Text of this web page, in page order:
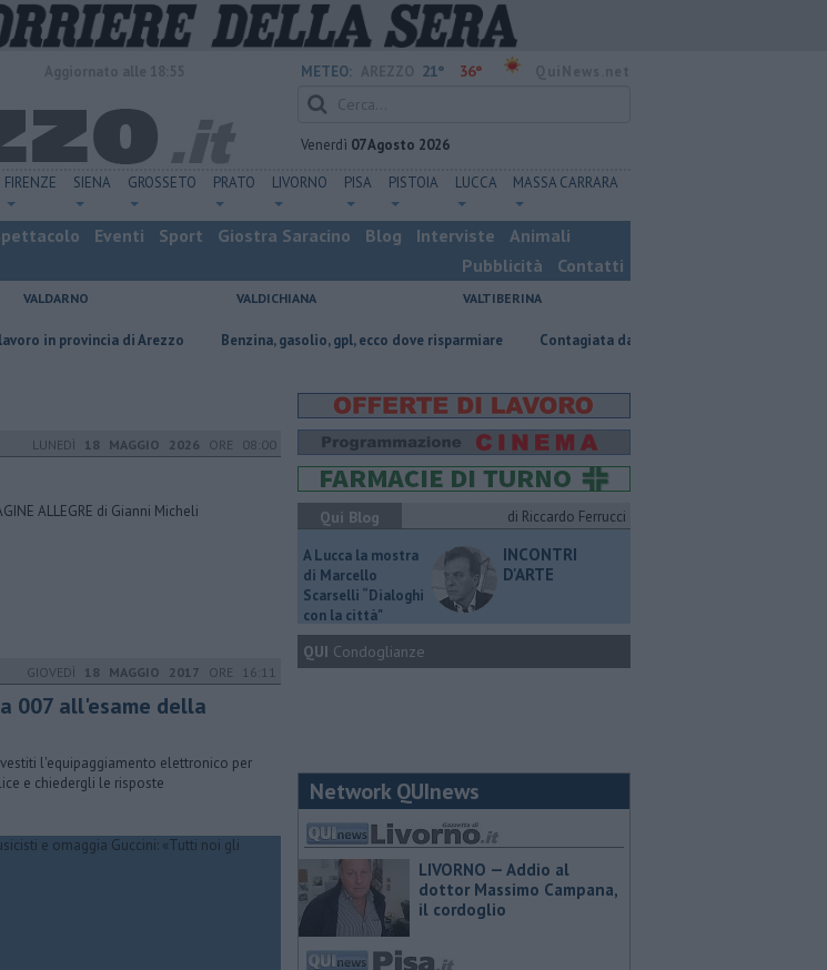
METEO: 21° 36°
Venerdì 07 Agosto 2026
FIRENZE SIENA GROSSETO PRATO LIVORNO PISA PISTOIA LUCCA MASSA CARRARA
Eventi Sport Giostra Saracino Blog Interviste
Animali
Pubblicità
Contatti
VALDARNO VALDICHIANA VALTIBERINA
di Arezzo ​Benzina, gasolio, gpl, ecco dove risparmiare Contagiata da legionella, non ce l'ha fatta
LUNEDÌ 18 MAGGIO 2026 ORE 08:00
ALLEGRE di Gianni Micheli
GIOVEDÌ 18 MAGGIO 2017 ORE 16:11
007 all'esame della
l'equipaggiamento elettronico per
e chiedergli le risposte
Qui Blog di Riccardo Ferrucci
A Lucca la mostra
di Marcello
Scarselli “Dialoghi
con la città"
INCONTRI
D'ARTE
QUI Condoglianze
Network QUInews
LIVORNO — Addio al
dottor Massimo Campana,
il cordoglio